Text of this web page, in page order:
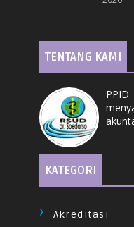
TENTANG KAMI
PPID
KATEGORI
Akreditasi